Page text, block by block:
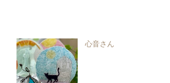
心音さん